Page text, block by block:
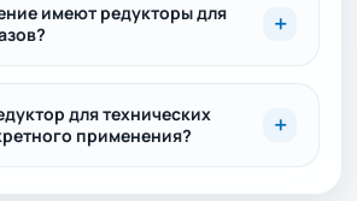
имеют редукторы для
для технических
применения?